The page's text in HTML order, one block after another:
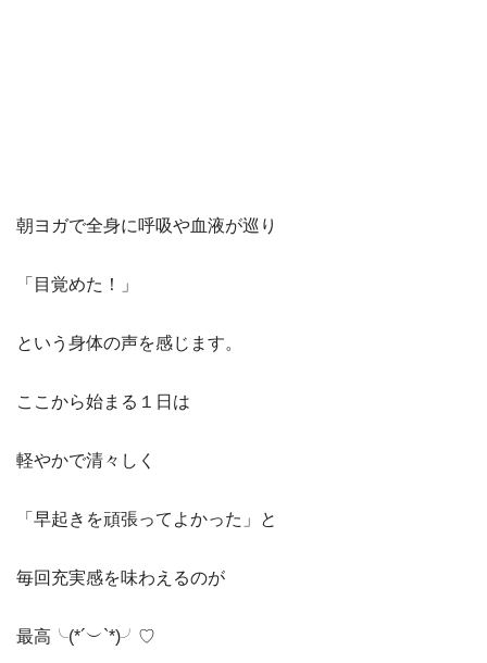
朝ヨガで全身に呼吸や血液が巡り
「目覚めた！」
という身体の声を感じます。
ここから始まる１日は
軽やかで清々しく
「早起きを頑張ってよかった」と
毎回充実感を味わえるのが
最高╰(*´︶`*)╯♡